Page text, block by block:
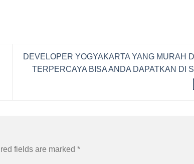
DEVELOPER YOGYAKARTA YANG MURAH
TERPERCAYA BISA ANDA DAPATKAN DI
fields are marked *